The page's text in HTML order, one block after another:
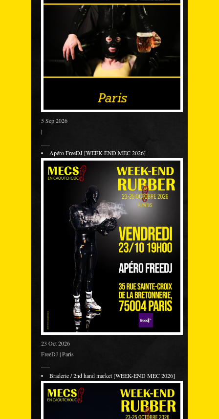
5 Sep 2026
|
Apéro FreeDJ [WEEK-END MEC 2026]
23 Oct 2026
FreeDJ | Paris
Braderie / 2nd hand market [WEEK-END MEC 2026]